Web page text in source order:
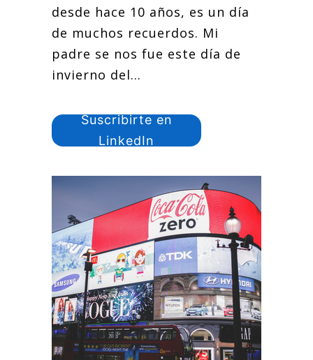
desde hace 10 años, es un día
de muchos recuerdos. Mi
padre se nos fue este día de
invierno del...
Suscribirte en
LinkedIn